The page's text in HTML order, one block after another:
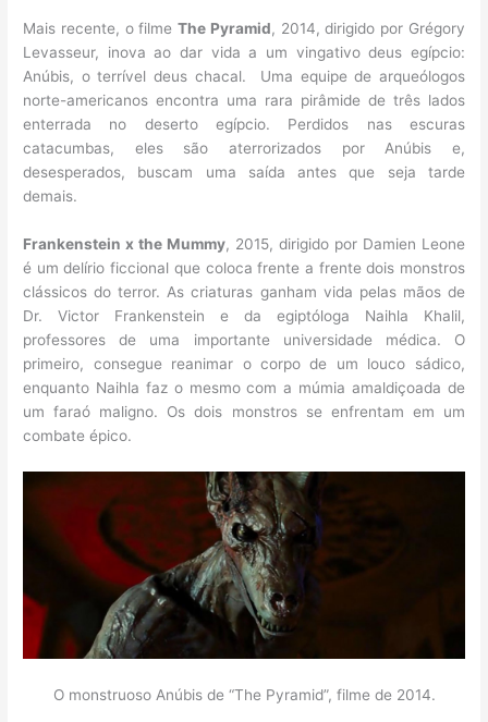
Mais recente, o filmeThe Pyramid, 2014, dirigido por Grégory
Levasseur, inova ao dar vida a um vingativo deus egípcio:
Anúbis, o terrível deus chacal. Uma equipe de arqueólogos
norte-americanos encontra uma rara pirâmide de três lados
enterrada no deserto egípcio. Perdidos nas escuras
catacumbas, eles são aterrorizados por Anúbis e,
desesperados, buscam uma saída antes que seja tarde
demais.
Frankenstein x the Mummy, 2015, dirigido por Damien Leone
é um delírio ficcional que coloca frente a frente dois monstros
clássicos do terror. As criaturas ganham vida pelas mãos de
Dr. Victor Frankenstein e da egiptóloga Naihla Khalil,
professores de uma importante universidade médica. O
primeiro, consegue reanimar o corpo de um louco sádico,
enquanto Naihla faz o mesmo com a múmia amaldiçoada de
um faraó maligno. Os dois monstros se enfrentam em um
combate épico.
O monstruoso Anúbis de “The Pyramid”, filme de 2014.